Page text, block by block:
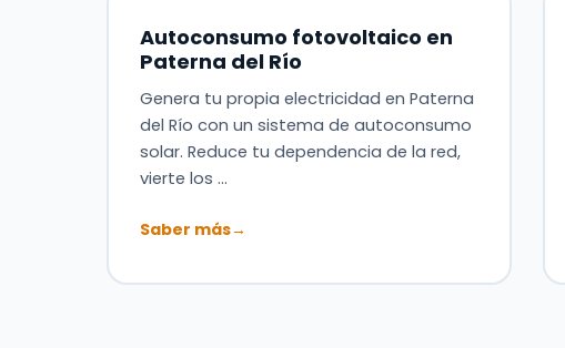
Autoconsumo fotovoltaico en
Paterna del Río
Genera tu propia electricidad en Paterna
del Río con un sistema de autoconsumo
solar. Reduce tu dependencia de la red,
vierte los …
Saber más→